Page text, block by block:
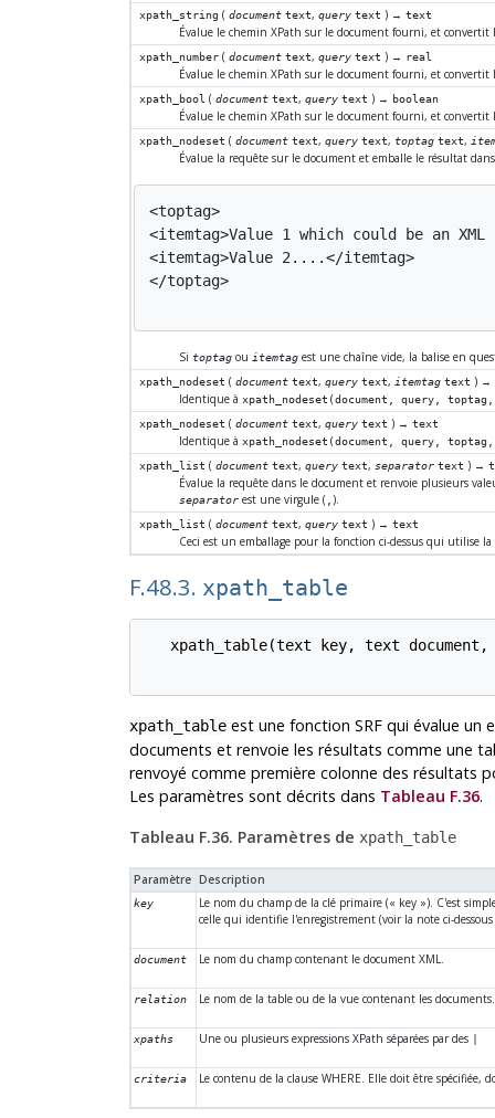
xpath_string (document text,query text ) →text
Évalue le chemin XPath sur le document fourni, et
xpath_number (document text,query text ) → real
Évalue le chemin XPath sur le document fourni, et
xpath_bool (document text,query text ) → boolean
Évalue le chemin XPath sur le document fourni, et
xpath_nodeset (document text,query text, toptag text,
Évalue la requête sur le document et emballe le résultat
<toptag>
<itemtag>Value 1 which could be an
<itemtag>Value 2....</itemtag>
</toptag>
Si toptagou itemtagest une chaîne vide, la balise en
xpath_nodeset (document text,query text,itemtag text ) →
Identique à xpath_nodeset(document, query,
xpath_nodeset (document text,query text ) →text
Identique à xpath_nodeset(document, query,
xpath_list (document text,query text,separator text ) →
Évalue la requête dans le document et renvoie plusieurs
separatorest une virgule (,).
xpath_list (document text,query text ) →text
Ceci est un emballage pour la fonction ci-dessus qui utilise
F.48.3. xpath_table
xpath_table(text key, text
xpath_tableest une fonction SRFqui évalue un
documents et renvoie les résultats comme une
renvoyé comme première colonne des résultats
Les paramètres sont décrits dans Tableau F.36.
Tableau F.36. Paramètres de xpath_table
Paramètre Description
key Le nom du champ de la clé primaire (« key »). C'est
celle qui identifie l'enregistrement (voir la note ci-
document Le nom du champ contenant le document XML.
relation Le nom de la table ou de la vue contenant les documents.
xpaths Une ou plusieurs expressions XPath séparées par des
criteria Le contenu de la clause WHERE. Elle doit être spécifiée,